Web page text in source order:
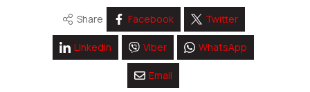
Share Facebook Twitter
Linkedin Viber WhatsApp
Email